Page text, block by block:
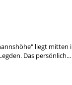
liegt mitten
Das persönlich...